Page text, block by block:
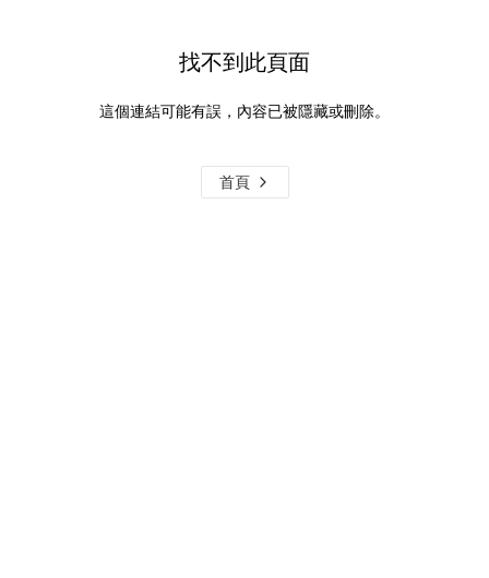
找不到此頁面
這個連結可能有誤，內容已被隱藏或刪除。
首頁